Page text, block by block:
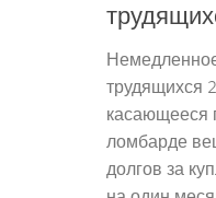
трудящихся
касающееся
ломбарде
долгов за